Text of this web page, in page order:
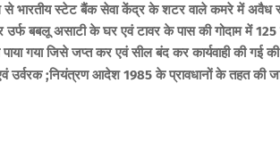
से भारतीय स्टेट बैंक सेवा केंद्र के शटर वाले कमरे में अवैध
बबलू असाटी के घर एवं टावर के पास की गोदाम में 125
गया जिसे जप्त कर एवं सील बंद कर कार्यवाही की गई
उर्वरक ;नियंत्रण आदेश 1985 के प्रावधानों के तहत की